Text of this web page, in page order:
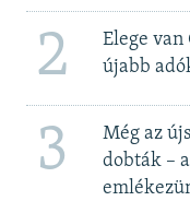
2
Elege van
újabb
3
Még az
dobták –